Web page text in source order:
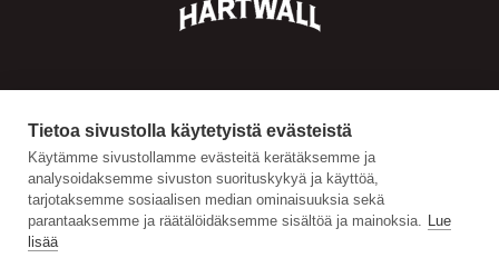
Tietoa sivustolla käytetyistä evästeistä
Käytämme sivustollamme evästeitä kerätäksemme ja
analysoidaksemme sivuston suorituskykyä ja käyttöä,
tarjotaksemme sosiaalisen median ominaisuuksia sekä
parantaaksemme ja räätälöidäksemme sisältöä ja mainoksia. Lue
lisää